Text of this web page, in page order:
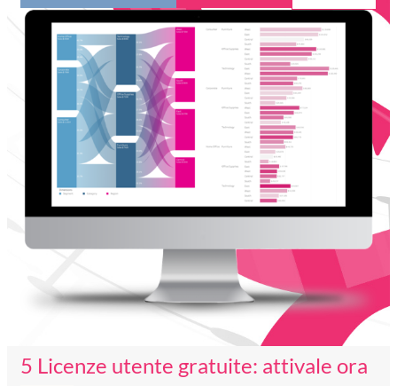
5 Licenze utente gratuite: attivale ora